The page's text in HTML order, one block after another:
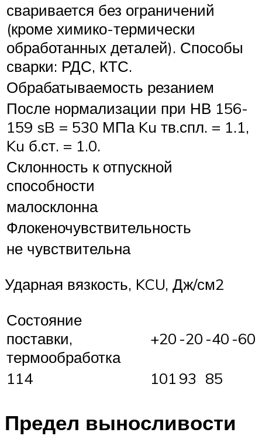
сваривается без ограничений
(кроме химико-термически
обработанных деталей). Способы
сварки: РДС, КТС.
Обрабатываемость резанием
После нормализации при НВ 156-
159 sB = 530 МПа Ku тв.спл. = 1.1,
Ku б.ст. = 1.0.
Склонность к отпускной
способности
малосклонна
Флокеночувствительность
не чувствительна
Ударная вязкость, KCU, Дж/см2
Состояние
поставки,
термообработка
+20 -20 -40 -60
114 101 93 85
Предел выносливости